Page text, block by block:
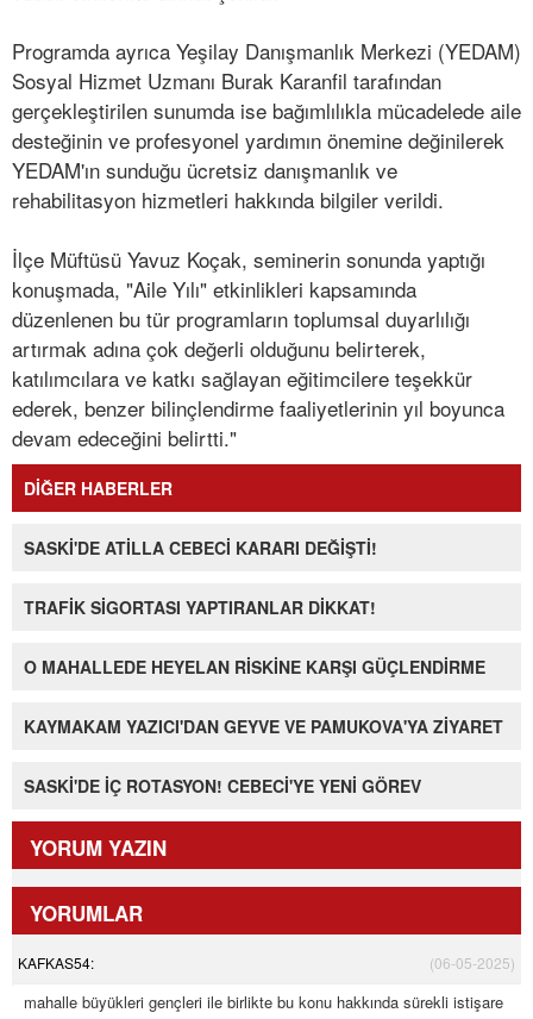
Programda ayrıca Yeşilay Danışmanlık Merkezi (YEDAM)
Sosyal Hizmet Uzmanı Burak Karanfil tarafından
gerçekleştirilen sunumda ise bağımlılıkla mücadelede aile
desteğinin ve profesyonel yardımın önemine değinilerek
YEDAM'ın sunduğu ücretsiz danışmanlık ve
rehabilitasyon hizmetleri hakkında bilgiler verildi.
İlçe Müftüsü Yavuz Koçak, seminerin sonunda yaptığı
konuşmada, "Aile Yılı" etkinlikleri kapsamında
düzenlenen bu tür programların toplumsal duyarlılığı
artırmak adına çok değerli olduğunu belirterek,
katılımcılara ve katkı sağlayan eğitimcilere teşekkür
ederek, benzer bilinçlendirme faaliyetlerinin yıl boyunca
devam edeceğini belirtti."
DİĞER HABERLER
SASKİ'DE ATİLLA CEBECİ KARARI DEĞİŞTİ!
TRAFİK SİGORTASI YAPTIRANLAR DİKKAT!
O MAHALLEDE HEYELAN RİSKİNE KARŞI GÜÇLENDİRME
KAYMAKAM YAZICI'DAN GEYVE VE PAMUKOVA'YA ZİYARET
SASKİ'DE İÇ ROTASYON! CEBECİ'YE YENİ GÖREV
YORUM YAZIN
YORUMLAR
KAFKAS54: (06-05-2025)
mahalle büyükleri gençleri ile birlikte bu konu hakkında sürekli istişare